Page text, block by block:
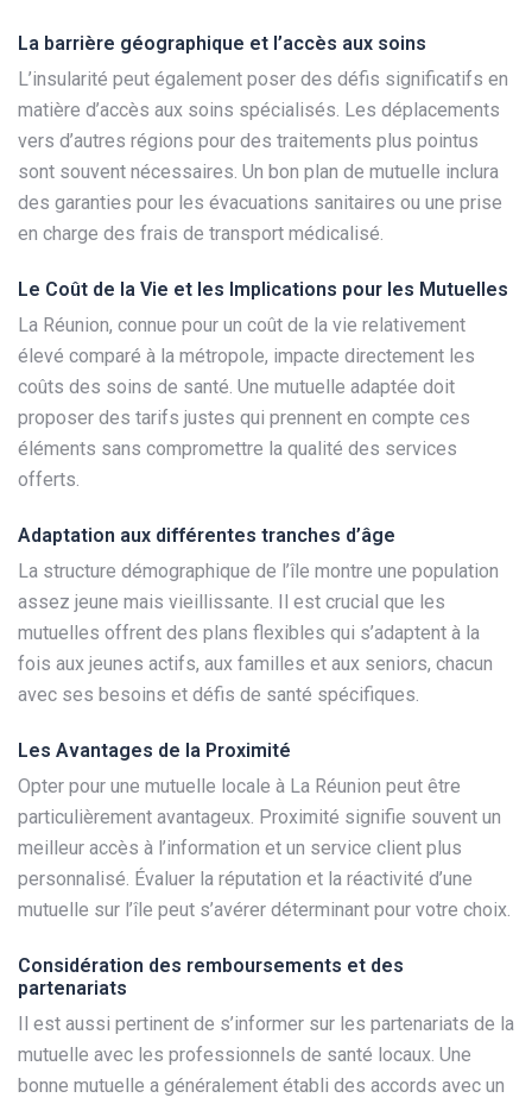
La barrière géographique et l’accès aux soins
L’insularité peut également poser des défis significatifs en
matière d’accès aux soins spécialisés. Les déplacements
vers d’autres régions pour des traitements plus pointus
sont souvent nécessaires. Un bon plan de mutuelle inclura
des garanties pour les évacuations sanitaires ou une prise
en charge des frais de transport médicalisé.
Le Coût de la Vie et les Implications pour les Mutuelles
La Réunion, connue pour un coût de la vie relativement
élevé comparé à la métropole, impacte directement les
coûts des soins de santé. Une mutuelle adaptée doit
proposer des tarifs justes qui prennent en compte ces
éléments sans compromettre la qualité des services
offerts.
Adaptation aux différentes tranches d’âge
La structure démographique de l’île montre une population
assez jeune mais vieillissante. Il est crucial que les
mutuelles offrent des plans flexibles qui s’adaptent à la
fois aux jeunes actifs, aux familles et aux seniors, chacun
avec ses besoins et défis de santé spécifiques.
Les Avantages de la Proximité
Opter pour une mutuelle locale à La Réunion peut être
particulièrement avantageux. Proximité signifie souvent un
meilleur accès à l’information et un service client plus
personnalisé. Évaluer la réputation et la réactivité d’une
mutuelle sur l’île peut s’avérer déterminant pour votre choix.
Considération des remboursements et des
partenariats
Il est aussi pertinent de s’informer sur les partenariats de la
mutuelle avec les professionnels de santé locaux. Une
bonne mutuelle a généralement établi des accords avec un